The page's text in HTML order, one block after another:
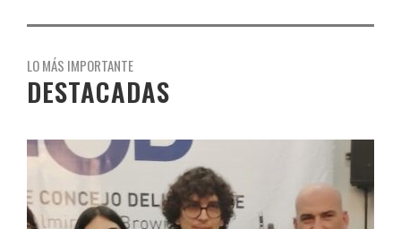
LO MÁS IMPORTANTE
DESTACADAS